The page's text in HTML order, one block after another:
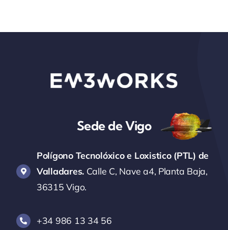
Sede de Vigo
Polígono Tecnolóxico e Loxistico (PTL) de
Valladares. Calle C, Nave a4, Planta Baja,
36315 Vigo.
+34 986 13 34 56